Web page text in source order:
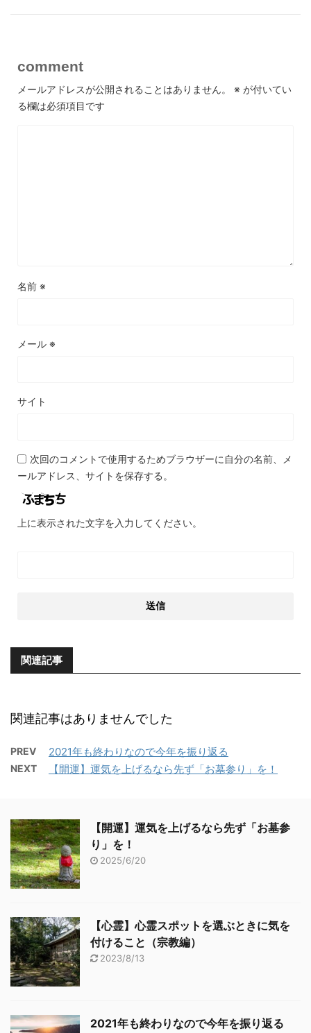
comment
メールアドレスが公開されることはありません。 ※ が付いてい
る欄は必須項目です
名前 ※
メール ※
サイト
次回のコメントで使用するためブラウザーに自分の名前、メ
ールアドレス、サイトを保存する。
上に表示された文字を入力してください。
関連記事
関連記事はありませんでした
PREV 2021年も終わりなので今年を振り返る
NEXT 【開運】運気を上げるなら先ず「お墓参り」を！
【開運】運気を上げるなら先ず「お墓参
り」を！
2025/6/20
【心霊】心霊スポットを選ぶときに気を
付けること（宗教編）
2023/8/13
2021年も終わりなので今年を振り返る